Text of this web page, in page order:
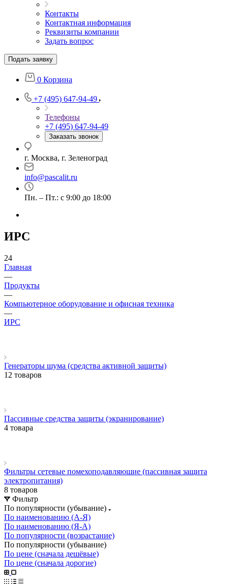
Контакты
Контактная информация
Реквизиты компании
Задать вопрос
Подать заявку
0 Корзина
+7 (495) 647-94-49
Телефоны
+7 (495) 647-94-49
Заказать звонок
г. Москва, г. Зеленоград
info@pascalit.ru
Пн. – Пт.: с 9:00 до 18:00
ИРС
24
Главная
—
Продукты
—
Компьютерное оборудование и офисная техника
—
ИРС
Генераторы шума (средства активной защиты)
12 товаров
Пассивные средства защиты (экранирование)
4 товара
Фильтры сетевые помехоподавляюшие (пассивная защита
электропитания)
8 товаров
Фильтр
По популярности (убывание)
По наименованию (А-Я)
По наименованию (Я-А)
По популярности (возрастание)
По популярности (убывание)
По цене (сначала дешёвые)
По цене (сначала дорогие)